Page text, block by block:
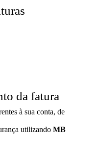
da fatura
à sua conta, de
utilizando MB